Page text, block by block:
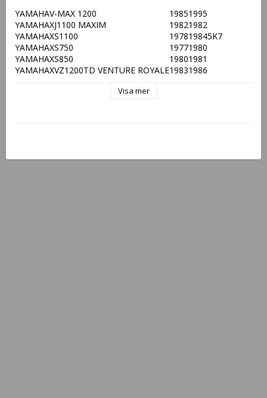
YAMAHAV-MAX 1200 19851995
YAMAHAXJ1100 MAXIM 19821982
YAMAHAXS1100 197819845K7
YAMAHAXS750 19771980
YAMAHAXS850 19801981
YAMAHAXVZ1200TD VENTURE ROYALE19831986
Visa mer